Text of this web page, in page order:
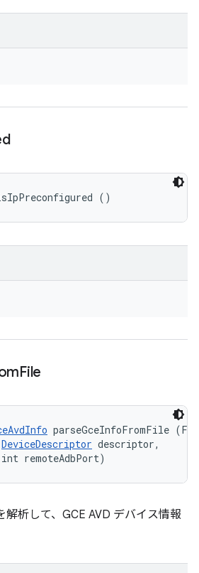
()
File
parseGceInfoFromFile
DeviceDescriptor descriptor,
remoteAdbPort)
析して、GCE AVD デバイス情報